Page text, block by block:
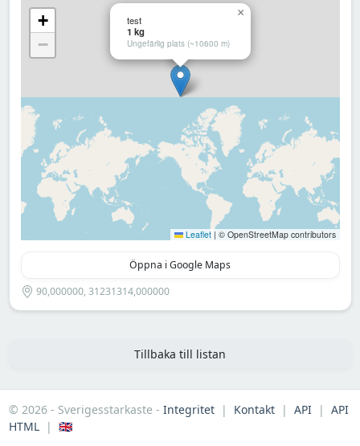
test
1 kg
Ungefärlig plats (~10600 m)
×
+
−
Leaflet | © OpenStreetMap contributors
Öppna i Google Maps
90,000000, 31231314,000000
Tillbaka till listan
© 2026 - Sverigesstarkaste - Integritet| Kontakt| API| API
HTML| 🇬🇧